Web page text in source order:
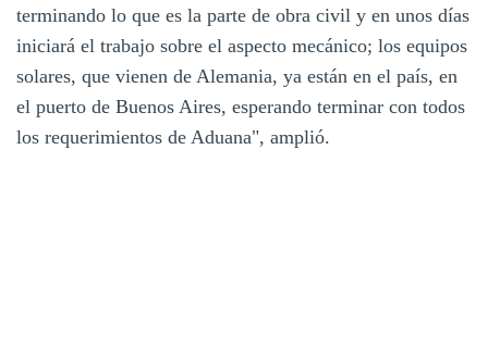
terminando lo que es la parte de obra civil y en unos días
iniciará el trabajo sobre el aspecto mecánico; los equipos
solares, que vienen de Alemania, ya están en el país, en
el puerto de Buenos Aires, esperando terminar con todos
los requerimientos de Aduana", amplió.